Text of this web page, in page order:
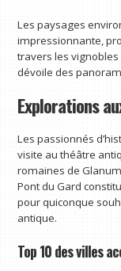
Les paysages
impressionnante,
travers les
dévoile des
Explorations
Les passionnés
visite au théâtre
romaines de
Pont du Gard
pour quiconque
antique.
Top 10 des villes